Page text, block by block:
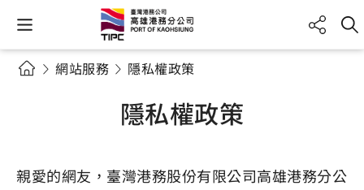
網站服務 隱私權政策
隱私權政策
親愛的網友，臺灣港務股份有限公司高雄港務分公